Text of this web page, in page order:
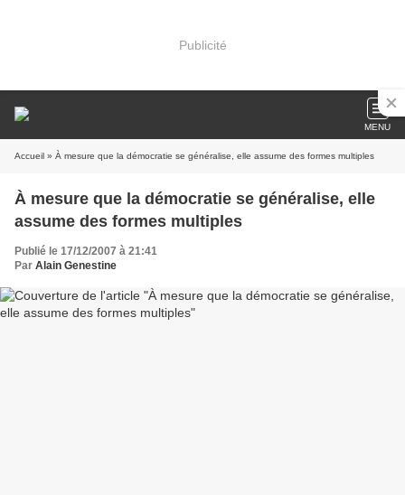
Publicité
MENU
Accueil » À mesure que la démocratie se généralise, elle assume des formes multiples
À mesure que la démocratie se généralise, elle
assume des formes multiples
Publié le 17/12/2007 à 21:41
Par Alain Genestine